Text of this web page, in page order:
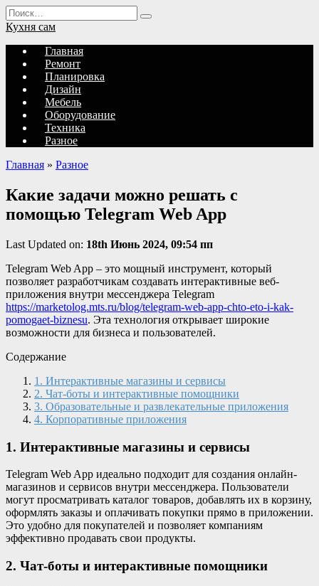
Перейти
к
содержанию
Search
for:
Кухня сам
Главная
Ремонт
Планировка
Дизайн
Мебель
Оборудование
Техника
Разное
Главная » Разное
Какие задачи можно решать с
помощью Telegram Web App
Last Updated on: 18th Июнь 2024, 09:54 пп
Telegram Web App – это мощный инструмент, который
позволяет разработчикам создавать интерактивные веб-
приложения внутри мессенджера Telegram
https://marketolog.mts.ru/blog/telegram-web-app-chto-eto-i-kak-
pomogaet-biznesu. Эта технология открывает широкие
возможности для бизнеса и пользователей.
Содержание
1. Интерактивные магазины и сервисы
2. Чат-боты и интерактивные помощники
3. Образовательные и развлекательные приложения
4. Корпоративные приложения
1. Интерактивные магазины и сервисы
Telegram Web App идеально подходит для создания онлайн-
магазинов и сервисов внутри мессенджера. Пользователи
могут просматривать каталог товаров, добавлять их в корзину,
оформлять заказы и оплачивать покупки прямо в приложении.
Это удобно для покупателей и позволяет компаниям
эффективно продавать свои продукты.
2. Чат-боты и интерактивные помощники